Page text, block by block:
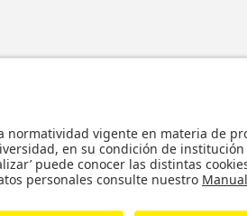
© - Derechos Reservados: La presente obra,
internacionales y nacionales vigentes sobre
comunicación pública, transformación,